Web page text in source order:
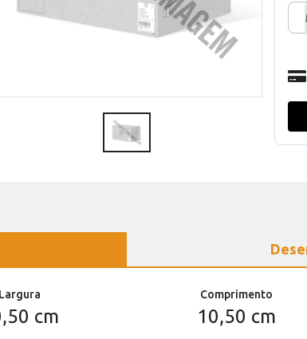
Largura
cm
Comprimento
10,50 cm